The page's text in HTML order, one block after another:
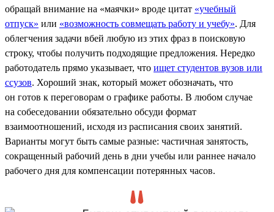
обращай внимание на «маячки» вроде цитат «учебный
отпуск» или «возможность совмещать работу и учебу». Для
облегчения задачи вбей любую из этих фраз в поисковую
строку, чтобы получить подходящие предложения. Нередко
работодатель прямо указывает, что ищет студентов вузов или
ссузов. Хороший знак, который может обозначать, что
он готов к переговорам о графике работы. В любом случае
на собеседовании обязательно обсуди формат
взаимоотношений, исходя из расписания своих занятий.
Варианты могут быть самые разные: частичная занятость,
сокращенный рабочий день в дни учебы или раннее начало
рабочего дня для компенсации потерянных часов.